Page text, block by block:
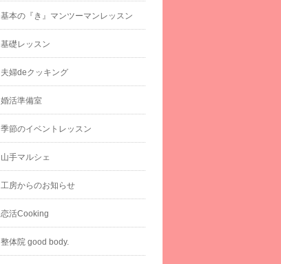
基本の『き』マンツーマンレッスン
基礎レッスン
夫婦deクッキング
婚活準備室
季節のイベントレッスン
山手マルシェ
工房からのお知らせ
恋活Cooking
整体院 good body.